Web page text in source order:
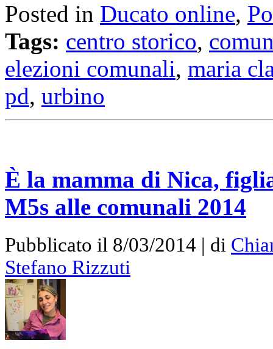
Posted in Ducato online,
Tags: centro storico,
elezioni comunali, maria
pd, urbino
È la mamma di Nica,
M5s alle comunali 2014
Pubblicato il 8/03/2014 | di
Stefano Rizzuti